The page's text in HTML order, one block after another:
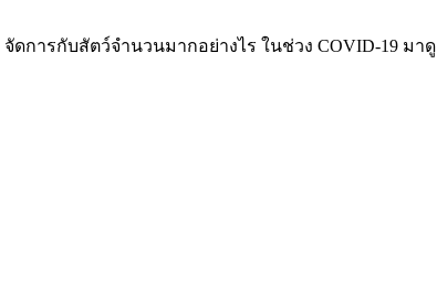
การกับสัตว์จำนวนมากอย่างไร ในช่วง COVID-19 มาดู